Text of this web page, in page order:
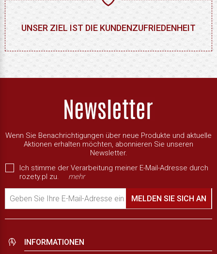
UNSER ZIEL IST DIE KUNDENZUFRIEDENHEIT
Wenn Sie Benachrichtigungen über neue Produkte und aktuelle
Aktionen erhalten möchten, abonnieren Sie unseren
Newsletter.
Ich stimme der Verarbeitung meiner E-Mail-Adresse durch
rozety.pl zu.
mehr
Geben Sie Ihre E-Mail-Adresse ein MELDEN SIE SICH AN
INFORMATIONEN